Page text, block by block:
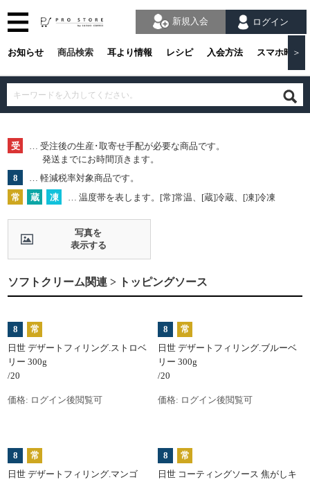
お知らせ 商品検索 耳より情報 レシピ 入会方法 スマホ時の
＞
ログイン
新規入会
受
… 受注後の生産･取寄せ手配が必要な商品です。
発送までにお時間頂きます。
8
… 軽減税率対象商品です。
常
蔵 凍 … 温度帯を表します。[常]常温、[蔵]冷蔵、[凍]冷凍
写真を
表示する
ソフトクリーム関連 > トッピングソース
8
常
日世 デザートフィリング.ストロベ
リー 300g
/20
価格: ログイン後閲覧可
8
常
日世 デザートフィリング.ブルーベ
リー 300g
/20
価格: ログイン後閲覧可
8
常
日世 デザートフィリング.マンゴ
8
常
日世 コーティングソース 焦がしキ